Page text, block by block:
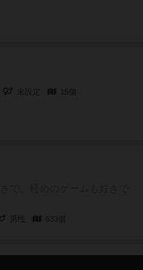
未設定 15個
633個